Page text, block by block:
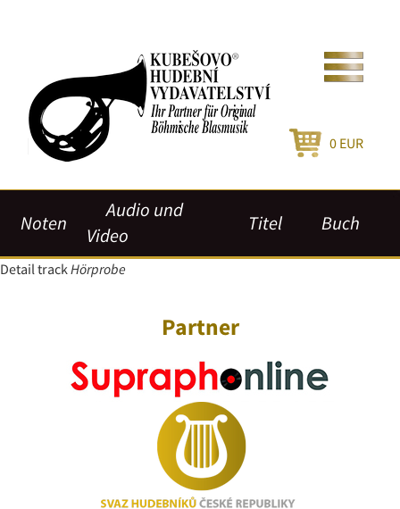
0 EUR
Noten
Audio und
Video
Titel Buch
Detail trackHörprobe
Partner